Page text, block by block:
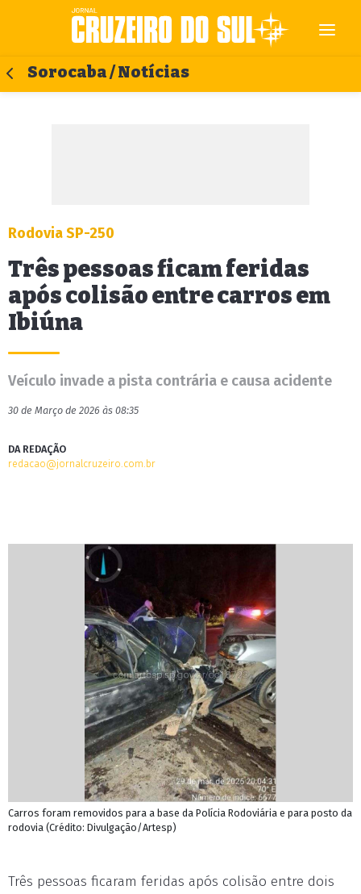
Sorocaba / Notícias
Rodovia SP-250
Três pessoas ficam feridas
após colisão entre carros em
Ibiúna
Veículo invade a pista contrária e causa acidente
30 de Março de 2026 às 08:35
DA REDAÇÃO
redacao@jornalcruzeiro.com.br
Carros foram removidos para a base da Polícia Rodoviária e para posto da
rodovia (Crédito: Divulgação/Artesp)
Três pessoas ficaram feridas após colisão entre dois